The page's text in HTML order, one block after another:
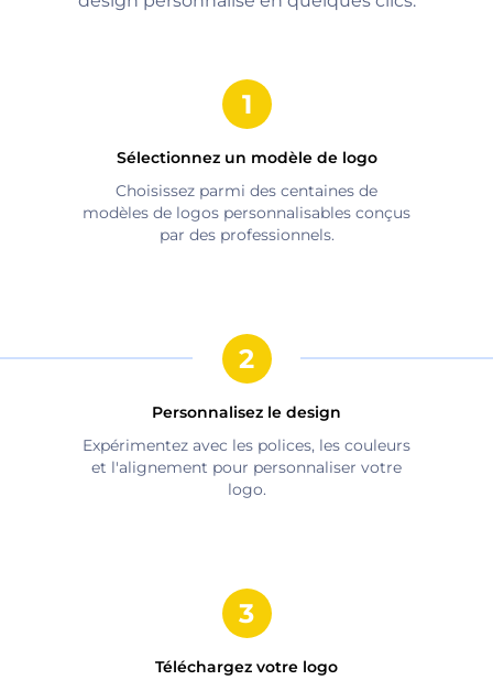
Sélectionnez un modèle de logo
Choisissez parmi des centaines de
modèles de logos personnalisables conçus
par des professionnels.
Personnalisez le design
Expérimentez avec les polices, les couleurs
et l'alignement pour personnaliser votre
logo.
Téléchargez votre logo